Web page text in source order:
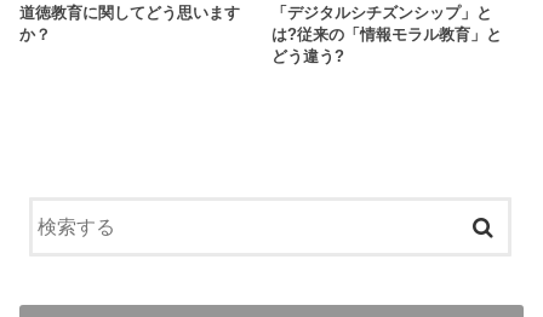
道徳教育に関してどう思います
か？
「デジタルシチズンシップ」と
は?従来の「情報モラル教育」と
どう違う?